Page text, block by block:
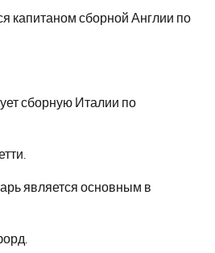
капитаном сборной Англии по
сборную Италии по
является основным в